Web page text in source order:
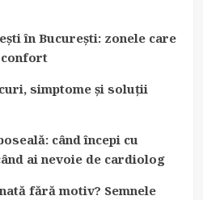
în București: zonele care
simptome și soluții
când începi cu
ai nevoie de cardiolog
fără motiv? Semnele